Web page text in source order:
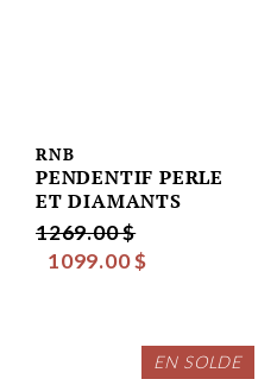
RNB
PENDENTIF PERLE
ET DIAMANTS
1269.00 $
1099.00 $
EN SOLDE